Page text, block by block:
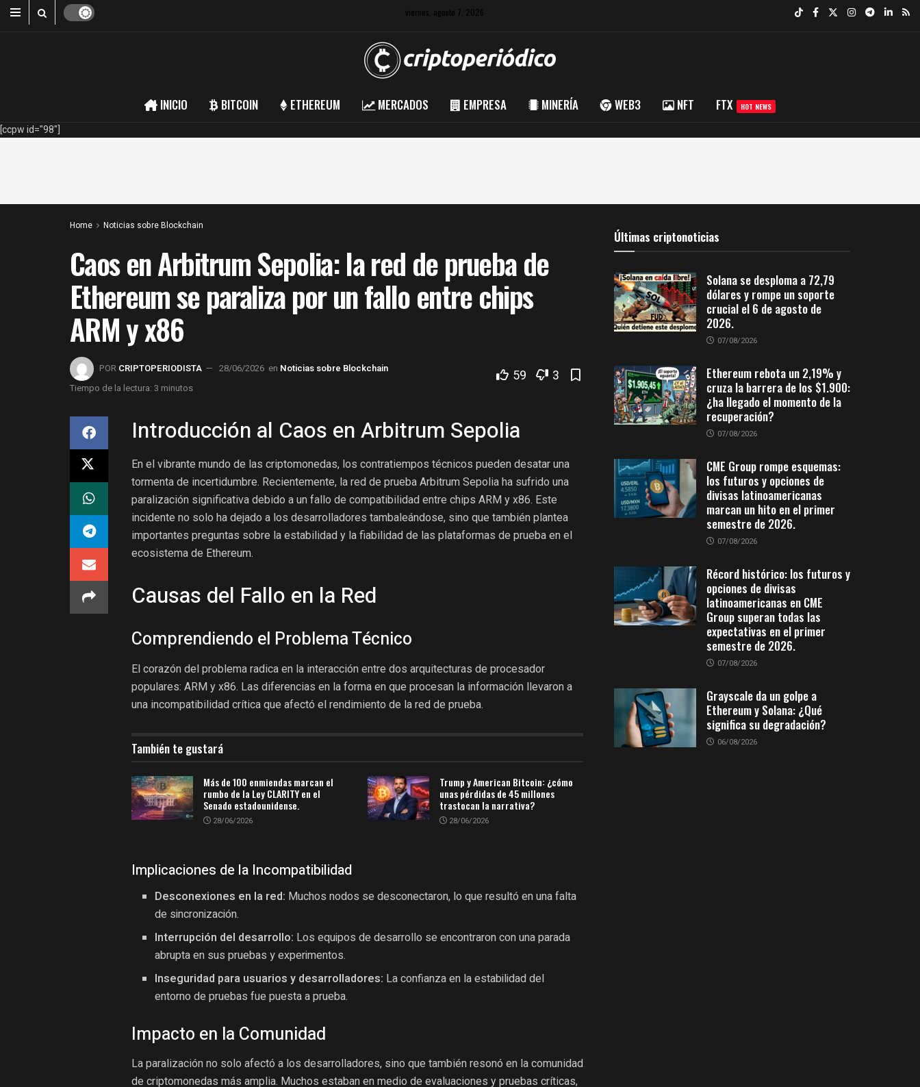
viernes, agosto 7, 2026
INICIO BITCOIN ETHEREUM MERCADOS EMPRESA MINERÍA WEB3 NFT FTX HOT NEWS
[ccpw id="98"]
Home Noticias sobre Blockchain
Caos en Arbitrum Sepolia: la red de prueba de
Ethereum se paraliza por un fallo entre chips
ARM y x86
POR CRIPTOPERIODISTA 28/06/2026 en Noticias sobre Blockchain
Tiempo de la lectura: 3 minutos
59 3
Introducción al Caos en Arbitrum Sepolia
En el vibrante mundo de las criptomonedas, los contratiempos técnicos pueden desatar una
tormenta de incertidumbre. Recientemente, la red de prueba Arbitrum Sepolia ha sufrido una
paralización significativa debido a un fallo de compatibilidad entre chips ARM y x86. Este
incidente no solo ha dejado a los desarrolladores tambaleándose, sino que también plantea
importantes preguntas sobre la estabilidad y la fiabilidad de las plataformas de prueba en el
ecosistema de Ethereum.
Causas del Fallo en la Red
Comprendiendo el Problema Técnico
El corazón del problema radica en la interacción entre dos arquitecturas de procesador
populares: ARM y x86. Las diferencias en la forma en que procesan la información llevaron a
una incompatibilidad crítica que afectó el rendimiento de la red de prueba.
También te gustará
Más de 100 enmiendas marcan el
rumbo de la Ley CLARITY en el
Senado estadounidense.
28/06/2026
Trump y American Bitcoin: ¿cómo
unas pérdidas de 45 millones
trastocan la narrativa?
28/06/2026
Implicaciones de la Incompatibilidad
Desconexiones en la red: Muchos nodos se desconectaron, lo que resultó en una falta
de sincronización.
Interrupción del desarrollo: Los equipos de desarrollo se encontraron con una parada
abrupta en sus pruebas y experimentos.
Inseguridad para usuarios y desarrolladores: La confianza en la estabilidad del
entorno de pruebas fue puesta a prueba.
Impacto en la Comunidad
La paralización no solo afectó a los desarrolladores, sino que también resonó en la comunidad
de criptomonedas más amplia. Muchos estaban en medio de evaluaciones y pruebas críticas,
Últimas criptonoticias
Solana se desploma a 72,79
dólares y rompe un soporte
crucial el 6 de agosto de
2026.
07/08/2026
Ethereum rebota un 2,19% y
cruza la barrera de los $1.900:
¿ha llegado el momento de la
recuperación?
07/08/2026
CME Group rompe esquemas:
los futuros y opciones de
divisas latinoamericanas
marcan un hito en el primer
semestre de 2026.
07/08/2026
Récord histórico: los futuros y
opciones de divisas
latinoamericanas en CME
Group superan todas las
expectativas en el primer
semestre de 2026.
07/08/2026
Grayscale da un golpe a
Ethereum y Solana: ¿Qué
significa su degradación?
06/08/2026